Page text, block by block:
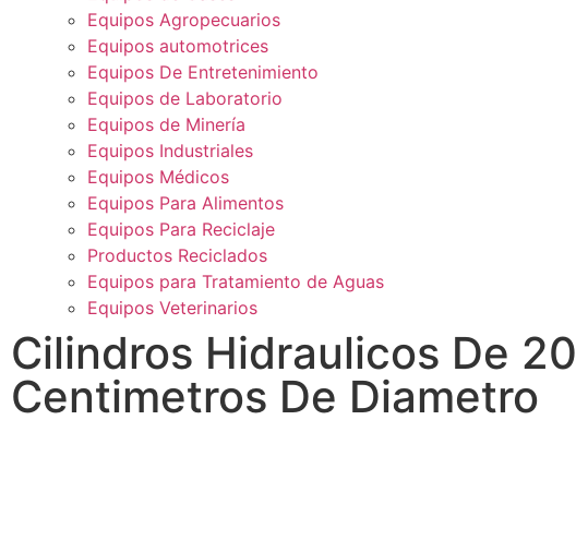
Equipos Agropecuarios
Equipos automotrices
Equipos De Entretenimiento
Equipos de Laboratorio
Equipos de Minería
Equipos Industriales
Equipos Médicos
Equipos Para Alimentos
Equipos Para Reciclaje
Productos Reciclados
Equipos para Tratamiento de Aguas
Equipos Veterinarios
Cilindros Hidraulicos De 20
Centimetros De Diametro